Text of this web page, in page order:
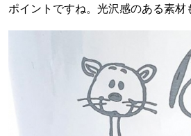
ポイントですね。光沢感のある素